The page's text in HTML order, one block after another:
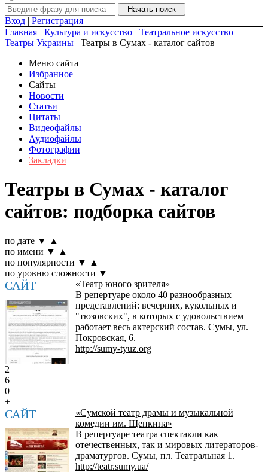
Вход | Регистрация
Главная
Культура и искусство
Театральное искусство
Театры Украины
Театры в Сумах - каталог сайтов
Меню сайта
Избранное
Сайты
Новости
Статьи
Цитаты
Видеофайлы
Аудиофайлы
Фотографии
Закладки
Театры в Сумах - каталог
сайтов: подборка сайтов
по дате ▼
▲
по имени ▼
▲
по популярности ▼
▲
по уровню сложности ▼
САЙТ
«Театр юного зрителя»
В репертуаре около 40 разнообразных
представлений: вечерних, кукольных и
"тюзовских", в которых с удовольствием
работает весь актерский состав. Сумы, ул.
Покровская, 6.
http://sumy-tyuz.org
2
6
0
+
САЙТ
«Сумской театр драмы и музыкальной
комедии им. Щепкина»
В репертуаре театра спектакли как
отечественных, так и мировых литераторов-
драматургов. Сумы, пл. Театральная 1.
http://teatr.sumy.ua/